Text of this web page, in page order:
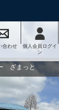
合わせ
個人会員ログイ
ン
ざまっと